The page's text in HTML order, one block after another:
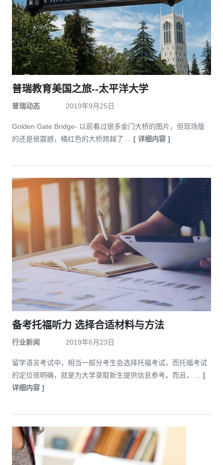
普瑞教育美国之旅--太平洋大学
普瑞动态 2019年9月25日
Golden Gate Bridge- 以前看过很多金门大桥的图片，但现场版
的还是很震撼，橘红色的大桥跨越了 ... [ 详细内容 ]
备考托福听力 选择合适材料与方法
行业新闻 2019年6月23日
留学语言考试中，相当一部分考生会选择托福考试，而托福考试
的定位很明确，就是为大学录取新生提供信息参考。而且， ... [
详细内容 ]